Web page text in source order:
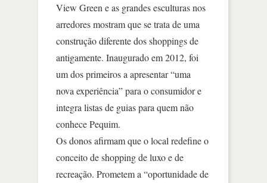
View Green e as grandes esculturas nos
arredores mostram que se trata de uma
construção diferente dos shoppings de
antigamente. Inaugurado em 2012, foi
um dos primeiros a apresentar “uma
nova experiência” para o consumidor e
integra listas de guias para quem não
conhece Pequim.
Os donos afirmam que o local redefine o
conceito de shopping de luxo e de
recreação. Prometem a “oportunidade de